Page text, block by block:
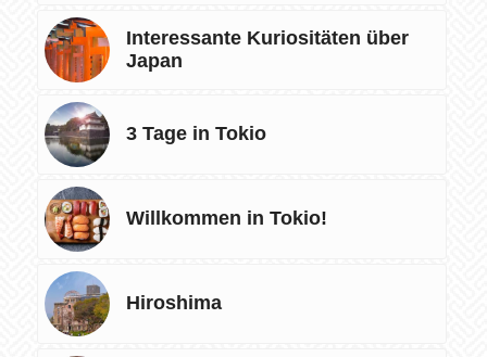
Interessante Kuriositäten über
Japan
3 Tage in Tokio
Willkommen in Tokio!
Hiroshima